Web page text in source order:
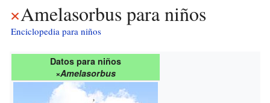
×Amelasorbus para niños
Enciclopedia para niños
Datos para niños
×Amelasorbus